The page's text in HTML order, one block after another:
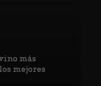
más
mejores